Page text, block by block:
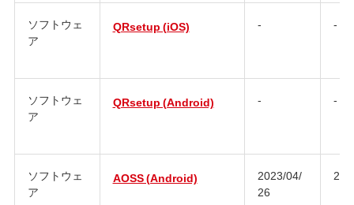
ソフトウェ
ア
QRsetup (iOS) - -
ソフトウェ
ア
QRsetup (Android) - -
ソフトウェ
ア
AOSS (Android)
2023/04/
26